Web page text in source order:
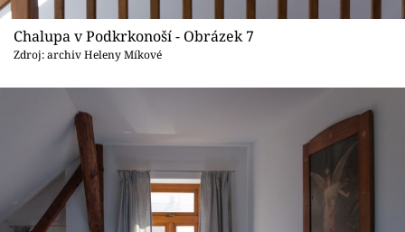
Chalupa v Podkrkonoší - Obrázek 7
Zdroj: archiv Heleny Míkové